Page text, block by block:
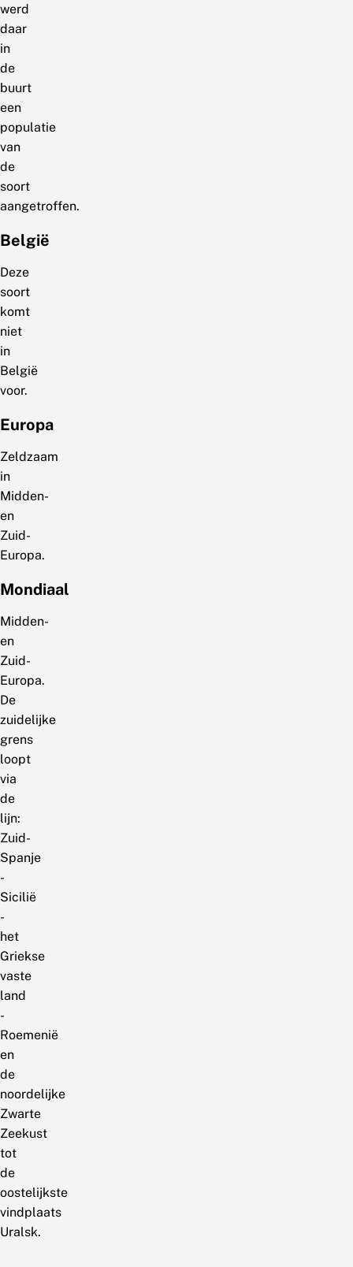
werd
daar
in
de
buurt
een
populatie
van
de
soort
aangetroffen.
België
Deze
soort
komt
niet
in
België
voor.
Europa
Zeldzaam
in
Midden-
en
Zuid-
Europa.
Mondiaal
Midden-
en
Zuid-
Europa.
De
zuidelijke
grens
loopt
via
de
lijn:
Zuid-
Spanje
-
Sicilië
-
het
Griekse
vaste
land
-
Roemenië
en
de
noordelijke
Zwarte
Zeekust
tot
de
oostelijkste
vindplaats
Uralsk.